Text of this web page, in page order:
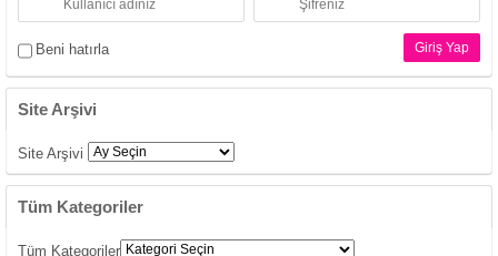
Beni hatırla
Site Arşivi
Site Arşivi
Tüm Kategoriler
Tüm Kategoriler